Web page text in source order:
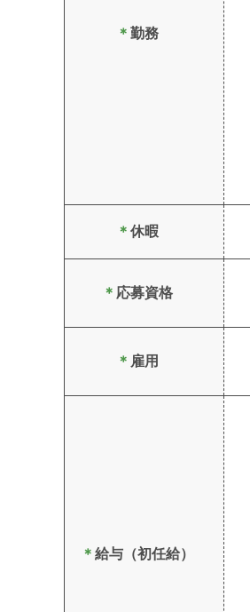
＊ 勤務
＊ 休暇
＊ 応募資格
＊ 雇用
＊ 給与（初任給）